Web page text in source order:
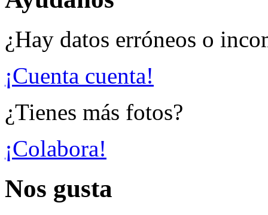
¿Hay datos erróneos o
¡Cuenta cuenta!
¿Tienes más fotos?
¡Colabora!
Nos gusta